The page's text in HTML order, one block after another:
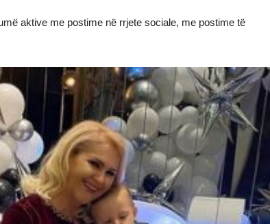
aktive me postime në rrjete sociale, me postime të